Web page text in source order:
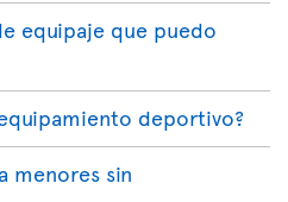
equipaje que puedo
deportivo?
menores sin